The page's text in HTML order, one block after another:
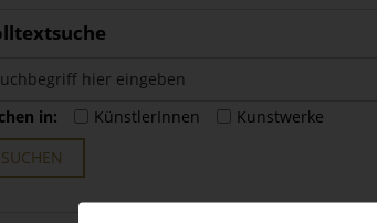
in: KünstlerInnen
Kunstwerke
SUCHEN